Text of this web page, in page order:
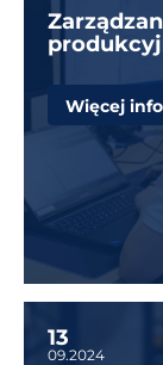
Więcej
13
09.2024